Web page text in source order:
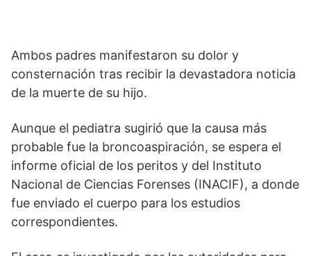
Ambos padres manifestaron su dolor y
consternación tras recibir la devastadora noticia
de la muerte de su hijo.
Aunque el pediatra sugirió que la causa más
probable fue la broncoaspiración, se espera el
informe oficial de los peritos y del Instituto
Nacional de Ciencias Forenses (INACIF), a donde
fue enviado el cuerpo para los estudios
correspondientes.